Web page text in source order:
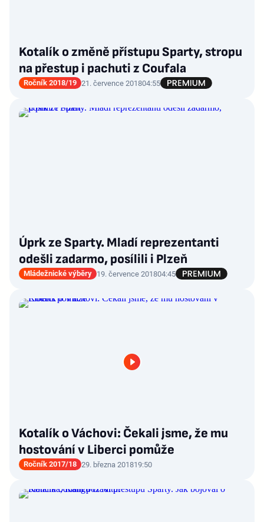
Kotalík o změně přístupu Sparty, stropu
na přestup i pachuti z Coufala
Ročník 2018/19 21. července 201804:55
Úprk ze Sparty. Mladí reprezentanti
odešli zadarmo, posílili i Plzeň
Mládežnické výběry 19. července 201804:45
Kotalík o Váchovi: Čekali jsme, že mu
hostování v Liberci pomůže
Ročník 2017/18 29. března 201819:50